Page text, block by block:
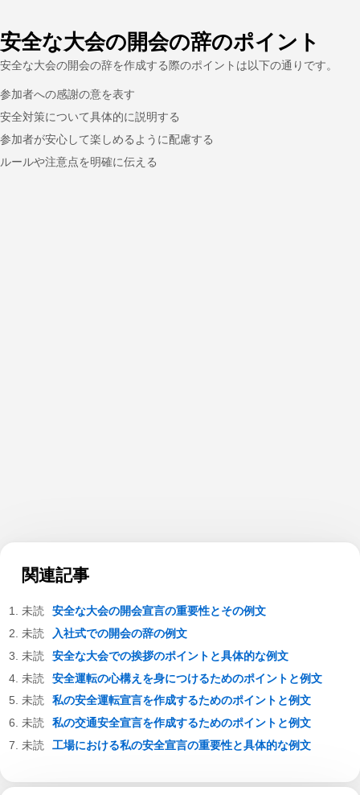
安全な大会の開会の辞のポイント
安全な大会の開会の辞を作成する際のポイントは以下の通りです。
参加者への感謝の意を表す
安全対策について具体的に説明する
参加者が安心して楽しめるように配慮する
ルールや注意点を明確に伝える
関連記事
安全な大会の開会宣言の重要性とその例文
入社式での開会の辞の例文
安全な大会での挨拶のポイントと具体的な例文
安全運転の心構えを身につけるためのポイントと例文
私の安全運転宣言を作成するためのポイントと例文
私の交通安全宣言を作成するためのポイントと例文
工場における私の安全宣言の重要性と具体的な例文